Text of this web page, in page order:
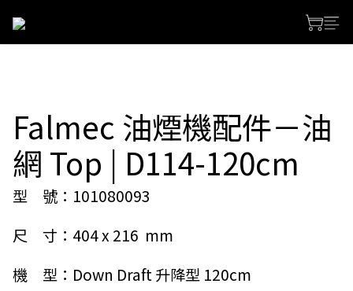
Falmec 油煙機配件－油
網 Top | D114-120cm
型　號：101080093
尺　寸：404 x 216  mm
機　型：Down Draft 升降型 120cm